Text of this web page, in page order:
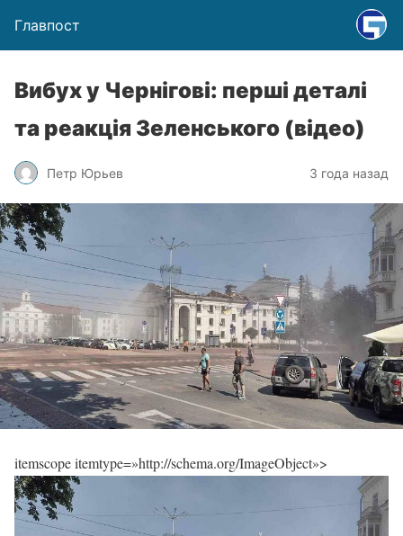
Главпост
Вибух у Чернігові: перші деталі
та реакція Зеленського (відео)
Петр Юрьев 3 года назад
itemscope itemtype=»http://schema.org/ImageObject»>